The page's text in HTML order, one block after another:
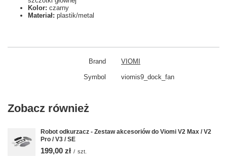
Kolor: czarny
Materiał: plastik/metal
Brand VIOMI
Symbol viomis9_dock_fan
Zobacz również
Robot odkurzacz - Zestaw akcesoriów do Viomi V2 Max / V2
Pro / V3 / SE
199,00 zł / szt.